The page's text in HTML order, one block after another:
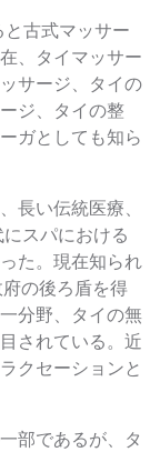
古式マッサー
、タイマッサー
サージ、タイの
ジ、タイの整
ガとしても知ら
長い伝統医療、
スパにおける
た。現在知られ
の後ろ盾を得
分野、タイの無
されている。近
クセーションと
部であるが、タ